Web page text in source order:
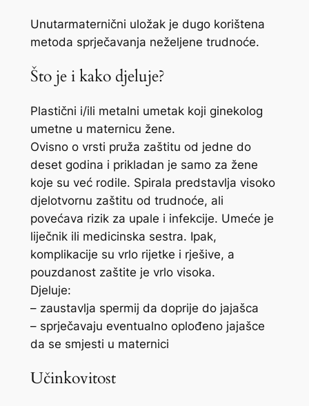
Unutarmaternični uložak je dugo korištena
metoda sprječavanja neželjene trudnoće.
Što je i kako djeluje?
Plastični i/ili metalni umetak koji ginekolog
umetne u maternicu žene.
Ovisno o vrsti pruža zaštitu od jedne do
deset godina i prikladan je samo za žene
koje su već rodile. Spirala predstavlja visoko
djelotvornu zaštitu od trudnoće, ali
povećava rizik za upale i infekcije. Umeće je
liječnik ili medicinska sestra. Ipak,
komplikacije su vrlo rijetke i rješive, a
pouzdanost zaštite je vrlo visoka.
Djeluje:
– zaustavlja spermij da doprije do jajašca
– sprječavaju eventualno oplođeno jajašce
da se smjesti u maternici
Učinkovitost